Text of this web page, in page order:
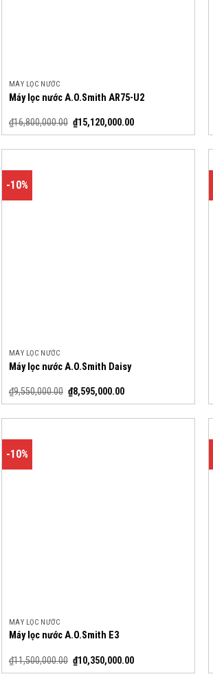
MÁY LỌC NƯỚC
Máy lọc nước A.O.Smith AR75-U2
₫16,800,000.00 ₫15,120,000.00
-10%
MÁY LỌC NƯỚC
Máy lọc nước A.O.Smith Daisy
₫9,550,000.00 ₫8,595,000.00
-10%
MÁY LỌC NƯỚC
Máy lọc nước A.O.Smith E3
₫11,500,000.00 ₫10,350,000.00